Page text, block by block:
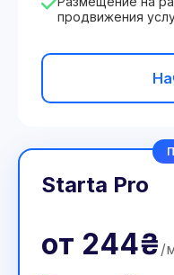
продвижения
Starta Pro
от 244₴ /